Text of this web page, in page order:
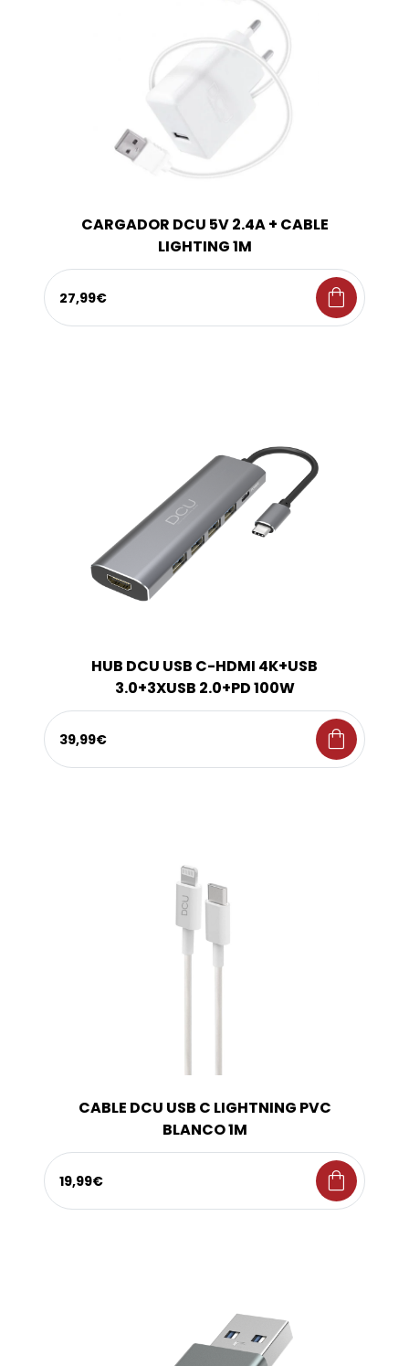
CARGADOR DCU 5V 2.4A + CABLE
LIGHTING 1M
27,99€ shopping_bag
HUB DCU USB C-HDMI 4K+USB
3.0+3XUSB 2.0+PD 100W
39,99€ shopping_bag
CABLE DCU USB C LIGHTNING PVC
BLANCO 1M
19,99€ shopping_bag